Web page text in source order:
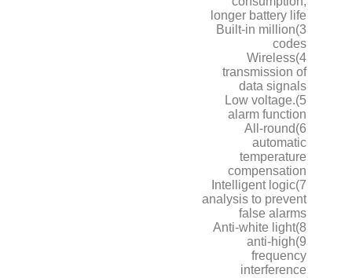
longer battery life
3)Built-in million
codes
4)Wireless
transmission of
data signals
5).Low voltage
alarm function
6)All-round
automatic
temperature
compensation
7)Intelligent logic
analysis to prevent
false alarms
8)Anti-white light
9)anti-high
frequency
interference